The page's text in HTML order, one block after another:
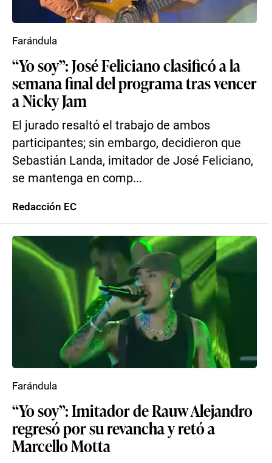
“Yo soy”: José Feliciano clasificó a la
semana final del programa tras vencer
a Nicky Jam
El jurado resaltó el trabajo de ambos
participantes; sin embargo, decidieron que
Sebastián Landa, imitador de José Feliciano,
se mantenga en comp...
Farándula
Redacción EC
“Yo soy”: Imitador de Rauw Alejandro
regresó por su revancha y retó a
Marcello Motta
Farándula